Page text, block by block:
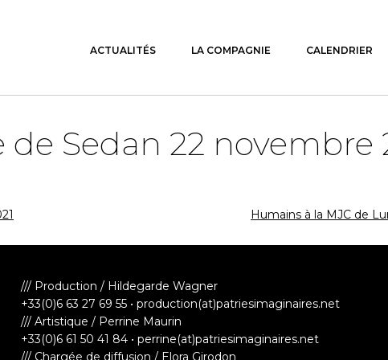
ACTUALITÉS LA COMPAGNIE CALENDRIER
Sedan 22 novembre
Humains à la MJC de
/// Production / Hildegarde Wagner
+33(0)6 63 27 69 55 • production(at)patriesimaginaires.net
/// Artistique / Perrine Maurin
+33(0)6 61 50 41 84 • perrine(at)patriesimaginaires.net
/// Chargée de diffusion / Elora Girodon